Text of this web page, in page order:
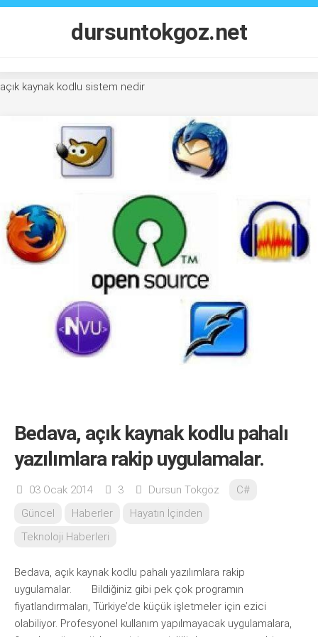
Skip
dursuntokgoz.net
açık kaynak kodlu sistem nedir
Bedava, açık kaynak kodlu pahalı
yazılımlara rakip uygulamalar.
03 Ocak 2014 3 Dursun Tokgöz
C#
Güncel
Haberler
Hayatın İçinden
Teknoloji Haberleri
Bedava, açık kaynak kodlu pahalı yazılımlara rakip
uygulamalar. Bildiğiniz gibi pek çok programın
fiyatlandırmaları, Türkiye’de küçük işletmeler için ezici
olabiliyor. Profesyonel kullanım yapılmayacak uygulamalara,